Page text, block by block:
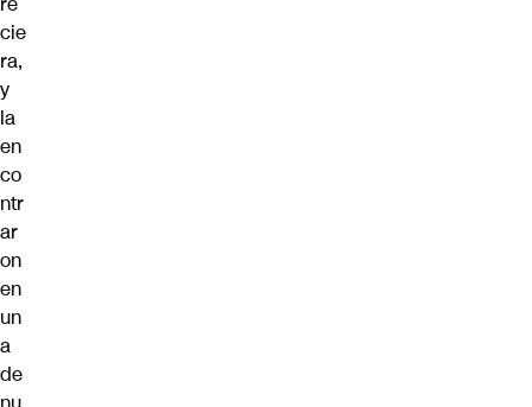
cie
ra,
y
la
en
co
ntr
ar
on
en
un
a
de